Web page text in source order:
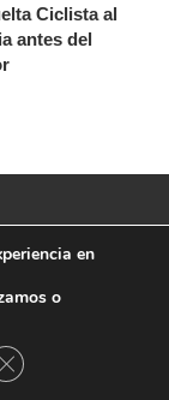
Ciclista al
antes del
by
en
o
CERRAR EL